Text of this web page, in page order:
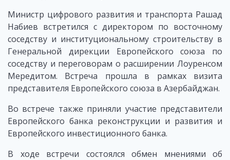
Министр цифрового развития и транспорта Рашад
Набиев встретился с директором по восточному
соседству и институциональному строительству в
Генеральной дирекции Европейского союза по
соседству и переговорам о расширении Лоуренсом
Мередитом. Встреча прошла в рамках визита
представителя Европейского союза в Азербайджан.
Во встрече также приняли участие представители
Европейского банка реконструкции и развития и
Европейского инвестиционного банка.
В ходе встречи состоялся обмен мнениями об